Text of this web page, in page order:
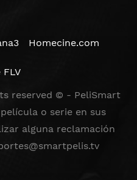
Homecine.com
FLV
reserved © - PeliSmart
o serie en sus
alguna reclamación